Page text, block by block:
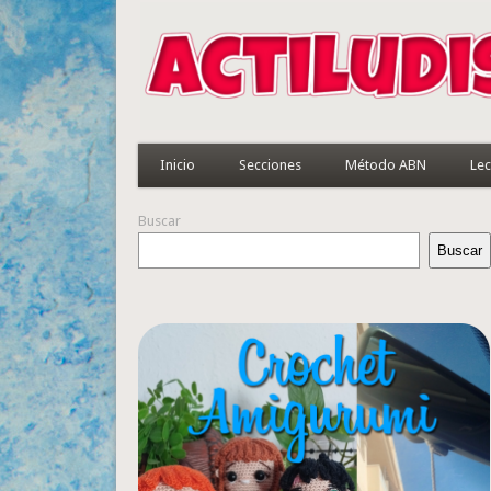
Inicio Secciones Método ABN
Buscar
Buscar